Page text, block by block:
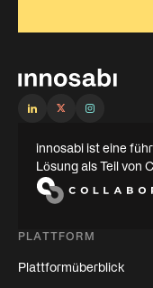
innosabi ist eine
Lösung als Teil von
PLATTFORM
Plattformüberblick